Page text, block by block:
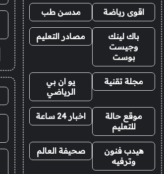
اقوى رياضة مدسن طب
باك لينك
وجيست
بوست
مصادر التعليم
مجلة تقنية
يو ان بي
الرياضي
موقع حالة
للتعليم
اخبار 24 ساعة
هيدب فنون
وترفيه
صحيفة العالم